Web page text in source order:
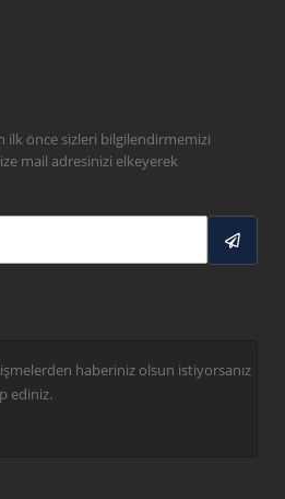
önce sizleri bilgilendirmemizi
mail adresinizi elkeyerek
haberiniz olsun istiyorsanız
ediniz.